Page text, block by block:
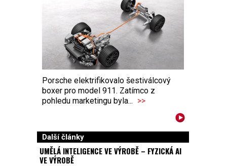
Porsche elektrifikovalo šestiválcový
boxer pro model 911. Zatímco z
pohledu marketingu byla... >>
Další články
UMĚLÁ INTELIGENCE VE VÝROBĚ – FYZICKÁ AI
VE VÝROBĚ